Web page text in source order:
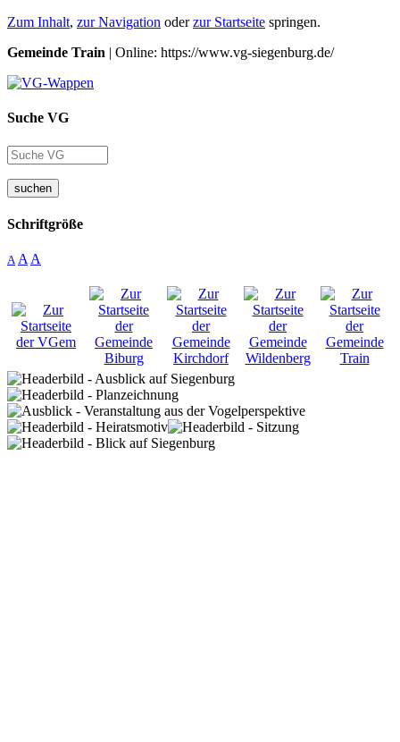
Zum Inhalt, zur Navigation oderzur Startseite springen.
Gemeinde Train | Online: https://www.vg-siegenburg.de/
Suche VG
suchen
Schriftgröße
A A A